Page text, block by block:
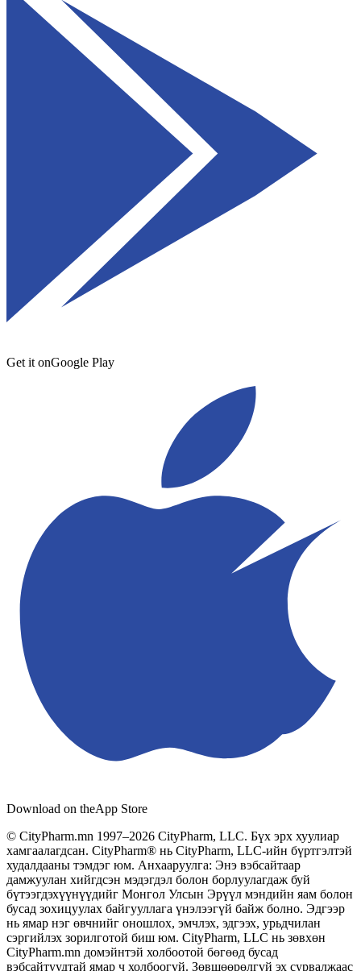
Get it onGoogle Play
Download on theApp Store
© CityPharm.mn 1997–2026 CityPharm, LLC. Бүх эрх хуулиар
хамгаалагдсан. CityPharm® нь CityPharm, LLC-ийн бүртгэлтэй
худалдааны тэмдэг юм. Анхааруулга: Энэ вэбсайтаар
дамжуулан хийгдсэн мэдэгдэл болон борлуулагдаж буй
бүтээгдэхүүнүүдийг Монгол Улсын Эрүүл мэндийн яам болон
бусад зохицуулах байгууллага үнэлээгүй байж болно. Эдгээр
нь ямар нэг өвчнийг оношлох, эмчлэх, эдгээх, урьдчилан
сэргийлэх зорилготой биш юм. CityPharm, LLC нь зөвхөн
CityPharm.mn домэйнтэй холбоотой бөгөөд бусад
вэбсайтуудтай ямар ч холбоогүй. Зөвшөөрөлгүй эх сурвалжаас